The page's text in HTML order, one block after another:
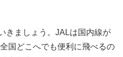
きましょう。JALは国内線が
国どこへでも便利に飛べるの